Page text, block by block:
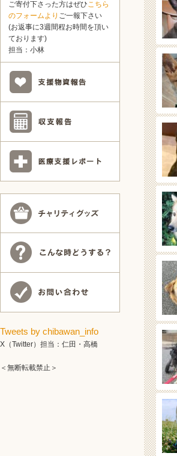
ご寄付下さった方はぜひこちら
のフォームより ご一報下さい
(お返事に3週間程お時間を頂い
ております)
担当：小林
Tweets by chibawan_info
X（Twitter）担当：仁田・高橋
＜無断転載禁止＞